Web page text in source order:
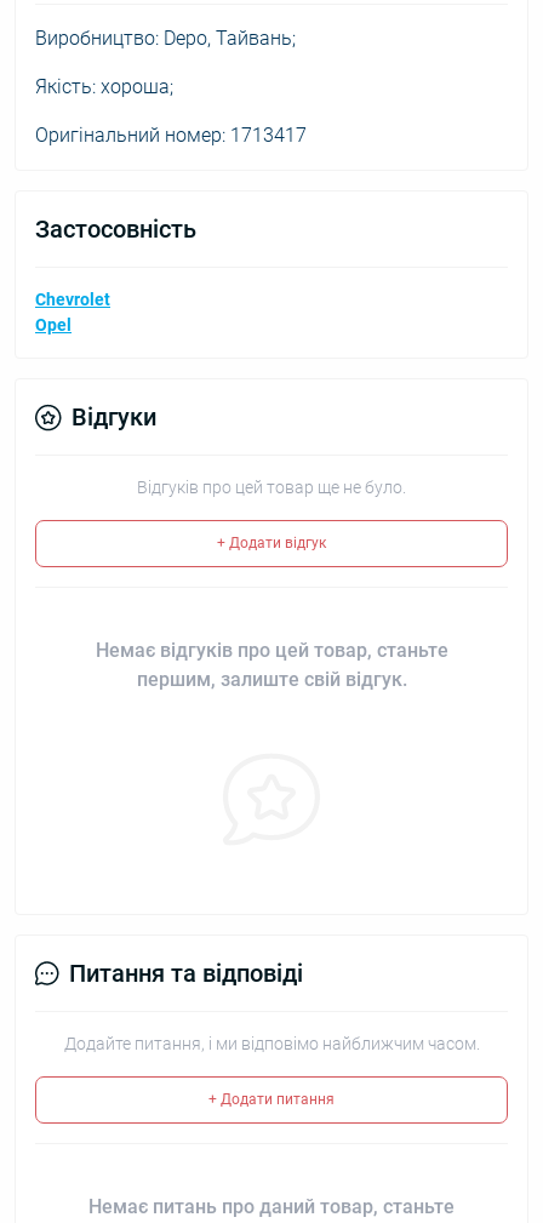
Виробництво: Depo, Тайвань;
Якість: хороша;
Оригінальний номер: 1713417
Застосовність
Chevrolet
Opel
Відгуки
Відгуків про цей товар ще не було.
+ Додати відгук
Немає відгуків про цей товар, станьте
першим, залиште свій відгук.
Питання та відповіді
Додайте питання, і ми відповімо найближчим часом.
+ Додати питання
Немає питань про даний товар, станьте